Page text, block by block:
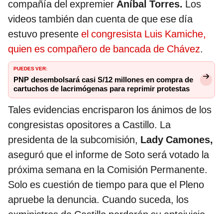
compañía del expremier Aníbal Torres. Los
videos también dan cuenta de que ese día
estuvo presente el congresista Luis Kamiche,
quien es compañero de bancada de Chávez.
PUEDES VER:
PNP desembolsará casi S/12 millones en compra de
cartuchos de lacrimógenas para reprimir protestas
Tales evidencias encrisparon los ánimos de los
congresistas opositores a Castillo. La
presidenta de la subcomisión, Lady Camones,
aseguró que el informe de Soto será votado la
próxima semana en la Comisión Permanente.
Solo es cuestión de tiempo para que el Pleno
apruebe la denuncia. Cuando suceda, los